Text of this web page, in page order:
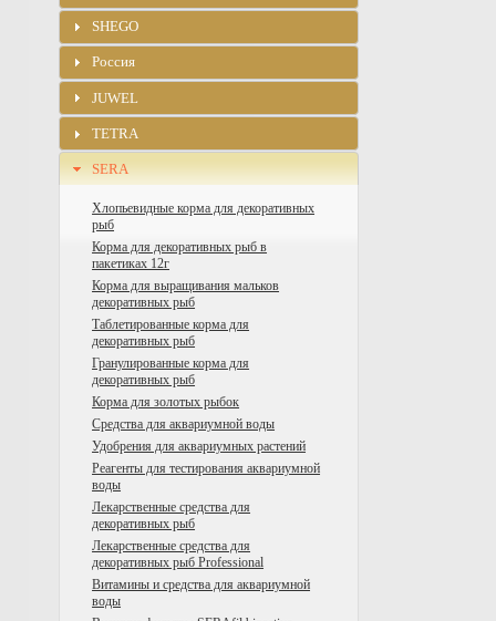
SHEGO
Россия
JUWEL
TETRA
SERA
Хлопьевидные корма для декоративных
рыб
Корма для декоративных рыб в
пакетиках 12г
Корма для выращивания мальков
декоративных рыб
Таблетированные корма для
декоративных рыб
Гранулированные корма для
декоративных рыб
Корма для золотых рыбок
Средства для аквариумной воды
Удобрения для аквариумных растений
Реагенты для тестирования аквариумной
воды
Лекарственные средства для
декоративных рыб
Лекарственные средства для
декоративных рыб Professional
Витамины и средства для аквариумной
воды